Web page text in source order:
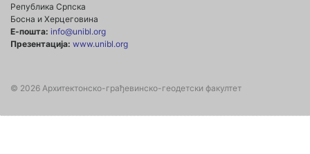
Република Српска
Босна и Херцеговина
Е-пошта: info@unibl.org
Презентација: www.unibl.org
© 2026 Архитектонско-грађевинско-геодетски факултет